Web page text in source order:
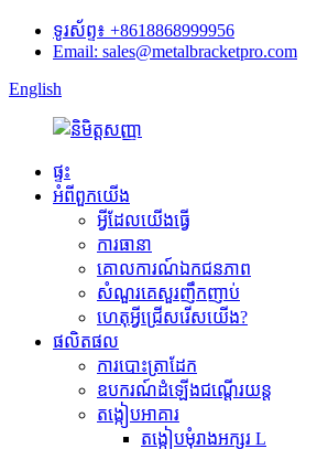
ទូរស័ព្ទ៖ +8618868999956
Email: sales@metalbracketpro.com
English
ផ្ទះ
អំពីពួកយើង
អ្វីដែលយើងធ្វើ
ការធានា
គោលការណ៍ឯកជនភាព
សំណួរគេសួរញឹកញាប់
ហេតុអ្វីជ្រើសរើសយើង?
ផលិតផល
ការបោះត្រាដែក
ឧបករណ៍ដំឡើងជណ្តើរយន្ត
តង្កៀបអាគារ
តង្កៀបមុំរាងអក្សរ L